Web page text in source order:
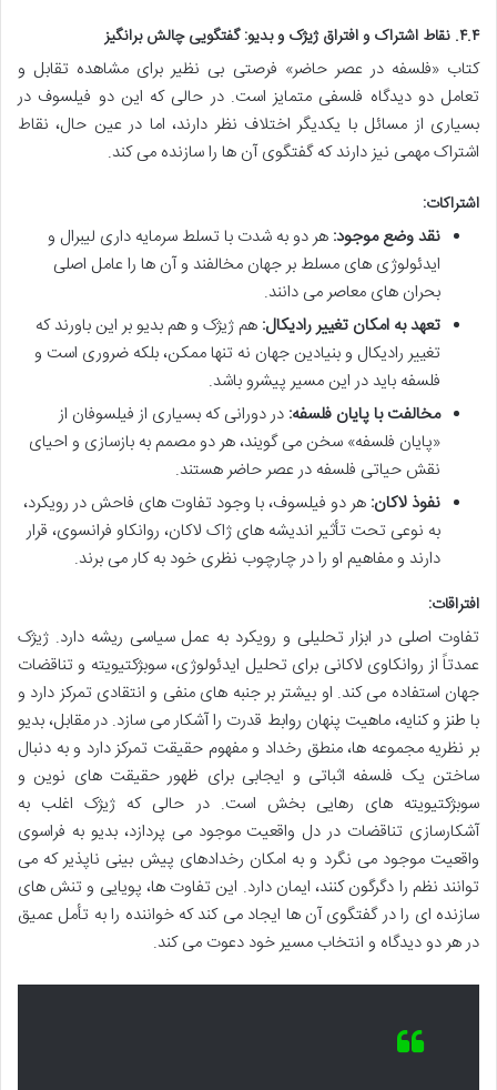
۴.۴. نقاط اشتراک و افتراق ژیژک و بدیو: گفتگویی چالش برانگیز
کتاب «فلسفه در عصر حاضر» فرصتی بی نظیر برای مشاهده تقابل و
تعامل دو دیدگاه فلسفی متمایز است. در حالی که این دو فیلسوف در
بسیاری از مسائل با یکدیگر اختلاف نظر دارند، اما در عین حال، نقاط
اشتراک مهمی نیز دارند که گفتگوی آن ها را سازنده می کند.
اشتراکات:
نقد وضع موجود: هر دو به شدت با تسلط سرمایه داری لیبرال و
ایدئولوژی های مسلط بر جهان مخالفند و آن ها را عامل اصلی
بحران های معاصر می دانند.
تعهد به امکان تغییر رادیکال: هم ژیژک و هم بدیو بر این باورند که
تغییر رادیکال و بنیادین جهان نه تنها ممکن، بلکه ضروری است و
فلسفه باید در این مسیر پیشرو باشد.
مخالفت با پایان فلسفه: در دورانی که بسیاری از فیلسوفان از
«پایان فلسفه» سخن می گویند، هر دو مصمم به بازسازی و احیای
نقش حیاتی فلسفه در عصر حاضر هستند.
نفوذ لاکان: هر دو فیلسوف، با وجود تفاوت های فاحش در رویکرد،
به نوعی تحت تأثیر اندیشه های ژاک لاکان، روانکاو فرانسوی، قرار
دارند و مفاهیم او را در چارچوب نظری خود به کار می برند.
افتراقات:
تفاوت اصلی در ابزار تحلیلی و رویکرد به عمل سیاسی ریشه دارد. ژیژک
عمدتاً از روانکاوی لاکانی برای تحلیل ایدئولوژی، سوبژکتیویته و تناقضات
جهان استفاده می کند. او بیشتر بر جنبه های منفی و انتقادی تمرکز دارد و
با طنز و کنایه، ماهیت پنهان روابط قدرت را آشکار می سازد. در مقابل، بدیو
بر نظریه مجموعه ها، منطق رخداد و مفهوم حقیقت تمرکز دارد و به دنبال
ساختن یک فلسفه اثباتی و ایجابی برای ظهور حقیقت های نوین و
سوبژکتیویته های رهایی بخش است. در حالی که ژیژک اغلب به
آشکارسازی تناقضات در دل واقعیت موجود می پردازد، بدیو به فراسوی
واقعیت موجود می نگرد و به امکان رخدادهای پیش بینی ناپذیر که می
توانند نظم را دگرگون کنند، ایمان دارد. این تفاوت ها، پویایی و تنش های
سازنده ای را در گفتگوی آن ها ایجاد می کند که خواننده را به تأمل عمیق
در هر دو دیدگاه و انتخاب مسیر خود دعوت می کند.